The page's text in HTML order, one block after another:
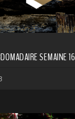
SEMAINE 16